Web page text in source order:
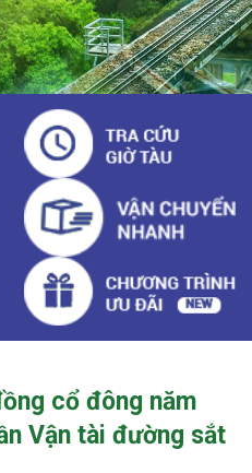
cổ đông năm
Vận tài đường sắt